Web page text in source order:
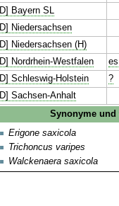
[D] Bayern SL
[D] Niedersachsen
[D] Niedersachsen (H)
[D] Nordrhein-Westfalen
es
[D] Schleswig-Holstein
?
[D] Sachsen-Anhalt
Synonyme
Erigone saxicola
Trichoncus varipes
Walckenaera saxicola